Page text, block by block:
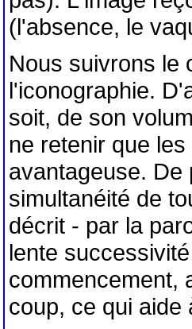
(l'absence, le
Nous suivrons le
l'iconographie.
soit, de son
ne retenir que
avantageuse. De
simultanéité de
décrit - par la
lente
commencement,
coup, ce qui aide